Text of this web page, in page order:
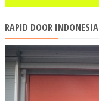
RAPID DOOR INDONESIA